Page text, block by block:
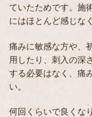
ていたためです。施
にはほとんど感じな
痛みに敏感な方や、
用したり、刺入の深
する必要はなく、痛
い。
何回くらいで良くな